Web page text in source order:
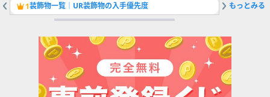
1装飾物一覧｜UR装飾物の入手優先度 2シーズ
もっとみる